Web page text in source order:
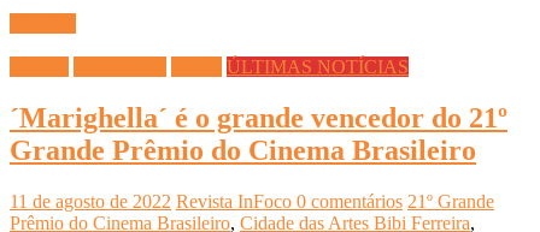
ÚLTIMAS NOTÍCIAS
´Marighella´ é o grande vencedor do 21º
Grande Prêmio do Cinema Brasileiro
11 de agosto de 2022 Revista InFoco 0 comentários 21º Grande
Prêmio do Cinema Brasileiro, Cidade das Artes Bibi Ferreira,